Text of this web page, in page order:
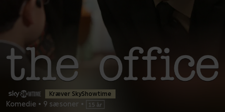
Kræver SkyShowtime
Komedie • 9 sæsoner •